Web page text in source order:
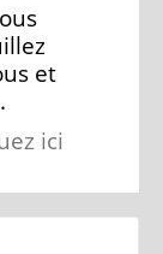
et
ici